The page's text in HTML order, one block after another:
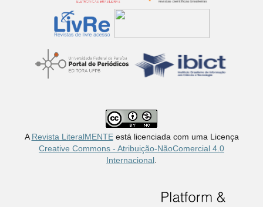
ARevista LiteralMENTEestá licenciada com uma Licença
Creative Commons - Atribuição-NãoComercial 4.0
Internacional.